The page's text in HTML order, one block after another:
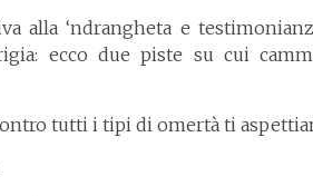
alla ‘ndrangheta e
ecco due piste su cui
tutti i tipi di omertà ti